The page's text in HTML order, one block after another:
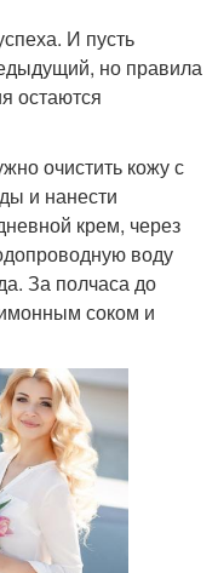
И пусть
но правила
остаются
очистить кожу с
и нанести
крем, через
воду
За полчаса до
соком и